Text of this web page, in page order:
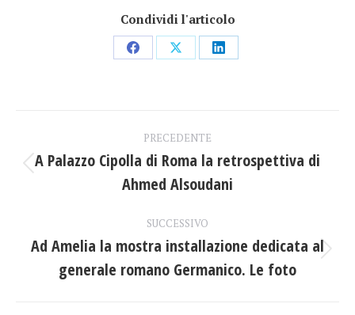
Condividi l'articolo
CondividiCondividiCondividi
tra
post
PRECEDENTE
Post
precedente:
A Palazzo Cipolla di Roma la retrospettiva di
Ahmed Alsoudani
SUCCESSIVO
Prossimo
post:
Ad Amelia la mostra installazione dedicata al
generale romano Germanico. Le foto